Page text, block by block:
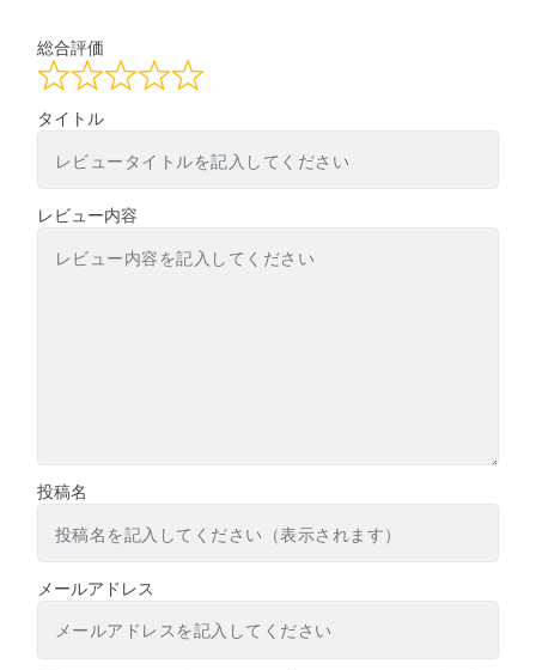
総合評価
タイトル
レビュー内容
投稿名
メールアドレス